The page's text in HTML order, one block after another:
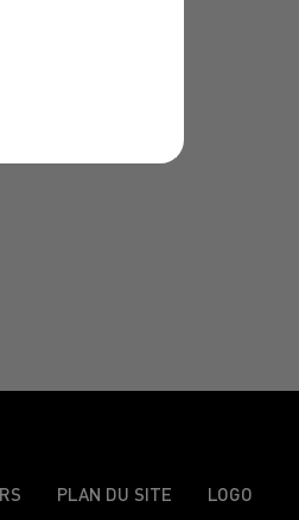
PLAN DU SITE LOGO